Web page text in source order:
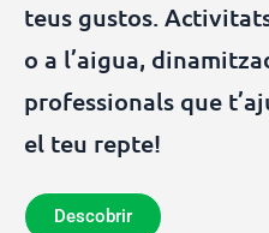
teus gustos.
o a l’aigua,
professionals que
el teu repte!
Descobrir